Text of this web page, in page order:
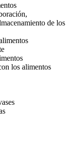
de los
los alimentos